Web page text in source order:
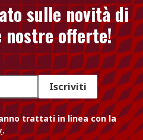
sulle novità di
nostre offerte!
Iscriviti
trattati in linea con la
.